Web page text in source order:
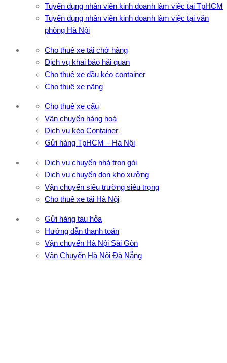
Tuyển dụng nhân viên kinh doanh làm việc tại TpHCM
Tuyển dụng nhân viên kinh doanh làm việc tại văn
phòng Hà Nội
Cho thuê xe tải chở hàng
Dịch vụ khai báo hải quan
Cho thuê xe đầu kéo container
Cho thuê xe nâng
Cho thuê xe cẩu
Vận chuyển hàng hoá
Dịch vụ kéo Container
Gửi hàng TpHCM – Hà Nội
Dịch vụ chuyển nhà trọn gói
Dịch vụ chuyển dọn kho xưởng
Vận chuyển siêu trường siêu trọng
Cho thuê xe tải Hà Nội
Gửi hàng tàu hỏa
Hướng dẫn thanh toán
Vận chuyển Hà Nội Sài Gòn
Vận Chuyển Hà Nội Đà Nẵng